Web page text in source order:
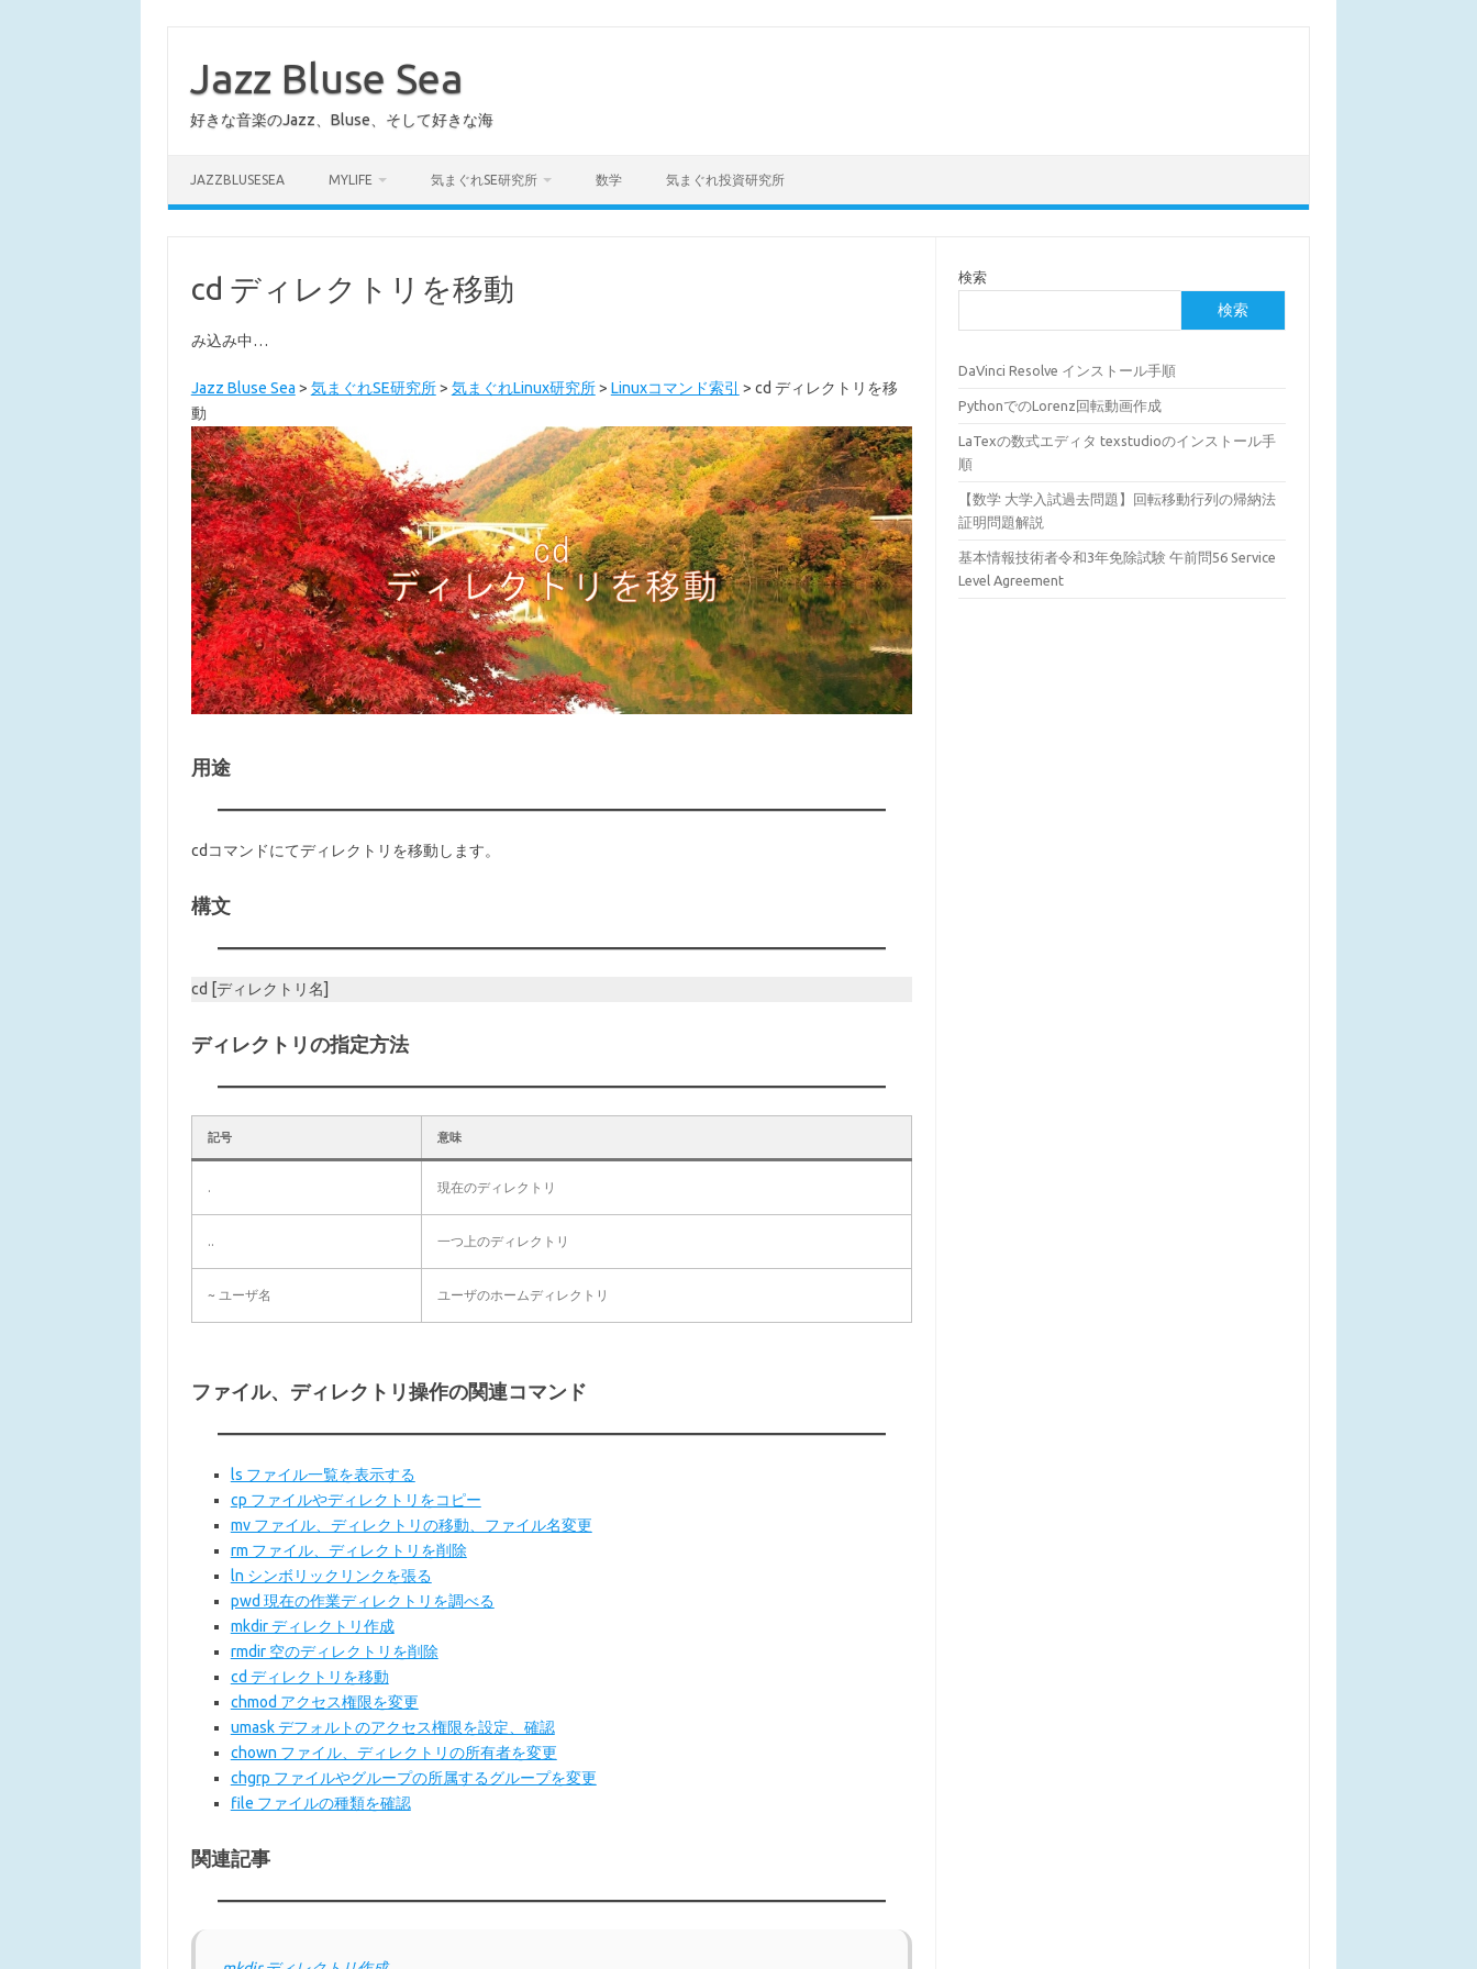
Jazz Bluse Sea
好きな音楽のJazz、Bluse、そして好きな海
JAZZBLUSESEA MYLIFE 気まぐれSE研究所 数学 気まぐれ投資研究所
cd ディレクトリを移動
み込み中…
Jazz Bluse Sea > 気まぐれSE研究所> 気まぐれLinux研究所> Linuxコマンド索引 > cd ディレクトリを移
動
用途
cdコマンドにてディレクトリを移動します。
構文
cd [ディレクトリ名]
ディレクトリの指定方法
記号 意味
. 現在のディレクトリ
.. 一つ上のディレクトリ
~ ユーザ名 ユーザのホームディレクトリ
ファイル、ディレクトリ操作の関連コマンド
ls ファイル一覧を表示する
cp ファイルやディレクトリをコピー
mv ファイル、ディレクトリの移動、ファイル名変更
rm ファイル、ディレクトリを削除
ln シンボリックリンクを張る
pwd 現在の作業ディレクトリを調べる
mkdir ディレクトリ作成
rmdir 空のディレクトリを削除
cd ディレクトリを移動
chmod アクセス権限を変更
umask デフォルトのアクセス権限を設定、確認
chown ファイル、ディレクトリの所有者を変更
chgrp ファイルやグループの所属するグループを変更
file ファイルの種類を確認
関連記事
検索
検索
DaVinci Resolve インストール手順
PythonでのLorenz回転動画作成
LaTexの数式エディタ texstudioのインストール手
順
【数学 大学入試過去問題】回転移動行列の帰納法
証明問題解説
基本情報技術者令和3年免除試験 午前問56 Service
Level Agreement